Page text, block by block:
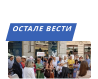
ОСТАЛЕ ВЕСТИ